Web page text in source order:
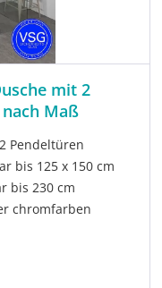
mit 2
Maß
Pendeltüren
bis 125 x 150 cm
bis 230 cm
chromfarben